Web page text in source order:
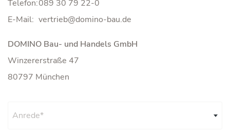
Telefon:089 30 79 22-0
E-Mail:
DOMINO Bau- und Handels GmbH
Winzererstraße 47
80797 München
Anrede*